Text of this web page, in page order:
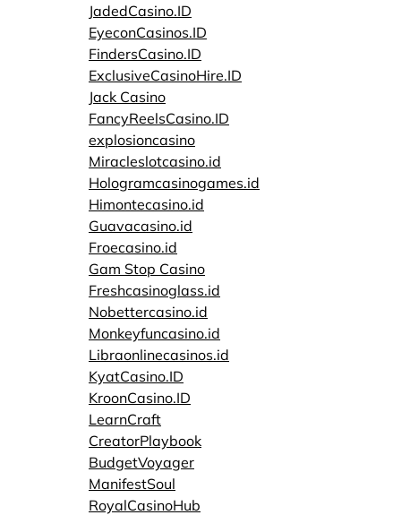
JadedCasino.ID
EyeconCasinos.ID
FindersCasino.ID
ExclusiveCasinoHire.ID
Jack Casino
FancyReelsCasino.ID
explosioncasino
Miracleslotcasino.id
Hologramcasinogames.id
Himontecasino.id
Guavacasino.id
Froecasino.id
Gam Stop Casino
Freshcasinoglass.id
Nobettercasino.id
Monkeyfuncasino.id
Libraonlinecasinos.id
KyatCasino.ID
KroonCasino.ID
LearnCraft
CreatorPlaybook
BudgetVoyager
ManifestSoul
RoyalCasinoHub